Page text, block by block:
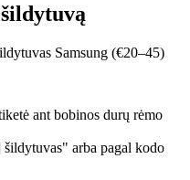
Samsung (€20–45)
ant bobinos durų rėmo
arba pagal kodo